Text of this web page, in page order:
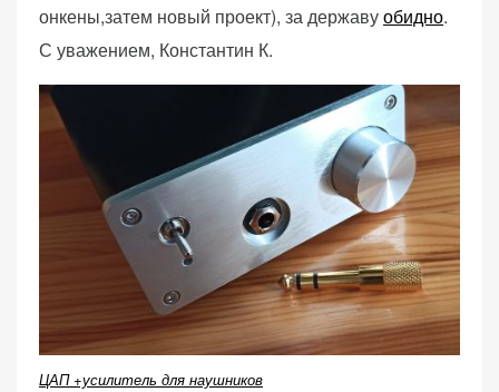
онкены,затем новый проект), за державуобидно.
С уважением, Константин К.
ЦАП +усилитель для наушников